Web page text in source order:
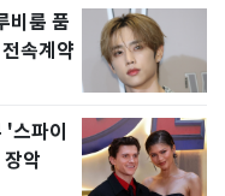
비룸 품
속계약
파이
악